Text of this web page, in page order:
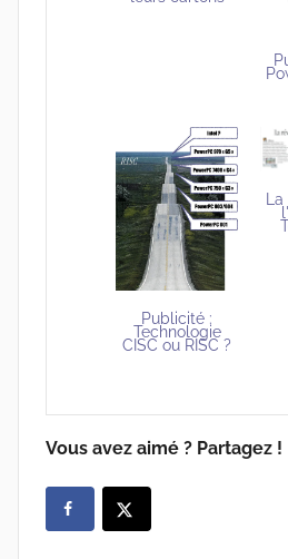
Publicité :
Technologie
CISC ou RISC ?
Vous avez aimé ? Partagez !